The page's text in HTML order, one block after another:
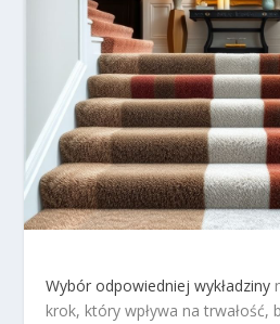
Wybór odpowiedniej wykładziny
krok, który wpływa na trwałość,